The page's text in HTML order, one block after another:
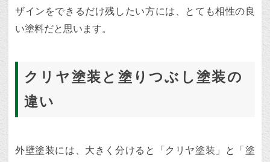
ザインをできるだけ残したい方には、とても相性の良
い塗料だと思います。
クリヤ塗装と塗りつぶし塗装の
違い
外壁塗装には、大きく分けると「クリヤ塗装」と「塗